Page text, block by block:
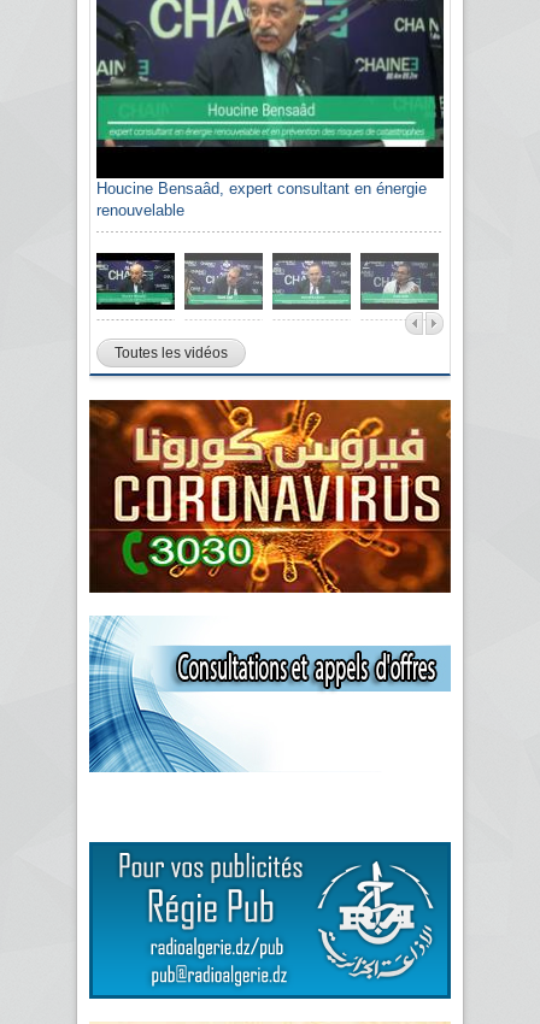
Houcine Bensaâd, expert consultant en énergie
renouvelable
Toutes les vidéos